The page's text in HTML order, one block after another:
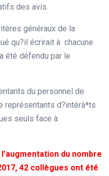
des avis.
généraux de la
qu?il écrirait à chacune
été défendu par le
du personnel de
représentants d?intéràªts
seuls face à
l’augmentation du nombre
42 collègues ont été